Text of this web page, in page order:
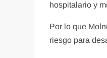
hospitalario y
Por lo que
riesgo para